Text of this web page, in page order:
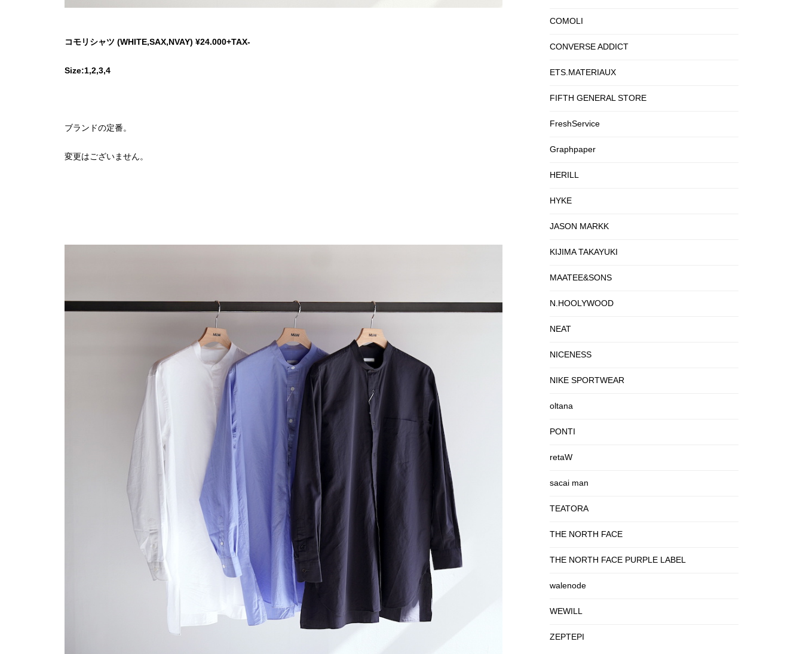
コモリシャツ (WHITE,SAX,NVAY) ¥24.000+TAX-
Size:1,2,3,4
ブランドの定番。
変更はございません。
COMOLI
CONVERSE ADDICT
ETS.MATERIAUX
FIFTH GENERAL STORE
FreshService
Graphpaper
HERILL
HYKE
JASON MARKK
KIJIMA TAKAYUKI
MAATEE&SONS
N.HOOLYWOOD
NEAT
NICENESS
NIKE SPORTWEAR
oltana
PONTI
retaW
sacai man
TEATORA
THE NORTH FACE
THE NORTH FACE PURPLE LABEL
walenode
WEWILL
ZEPTEPI